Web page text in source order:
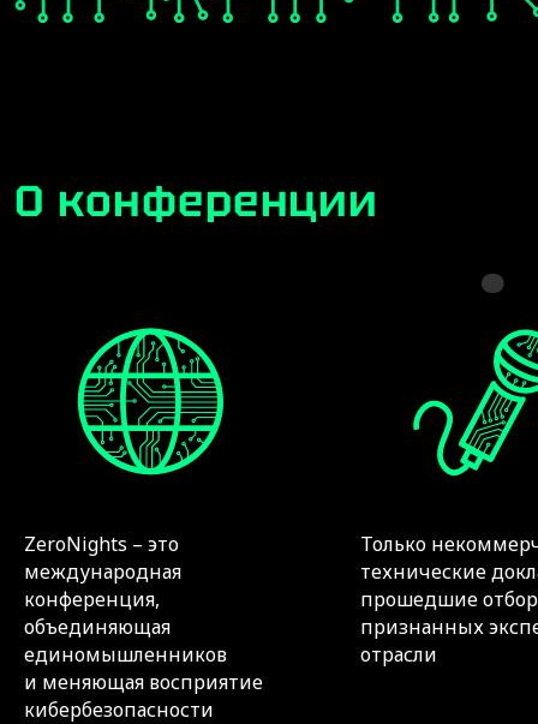
О конференции
ZeroNights – это
международная
конференция,
объединяющая
единомышленников
и меняющая восприятие
кибербезопасности
Только
технические
прошедшие отбор
признанных
отрасли